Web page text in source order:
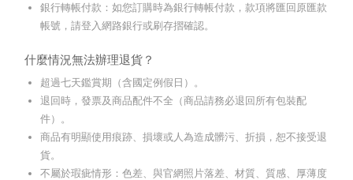
銀行轉帳付款：如您訂購時為銀行轉帳付款，款項將匯回原匯款
帳號，請登入網路銀行或刷存摺確認。
什麼情況無法辦理退貨？
超過七天鑑賞期（含國定例假日）。
退回時，發票及商品配件不全（商品請務必退回所有包裝配
件）。
商品有明顯使用痕跡、損壞或人為造成髒污、折損，恕不接受退
貨。
不屬於瑕疵情形：色差、與官網照片落差、材質、質感、厚薄度